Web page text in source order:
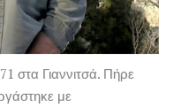
στα Γιαννιτσά. Πήρε
με